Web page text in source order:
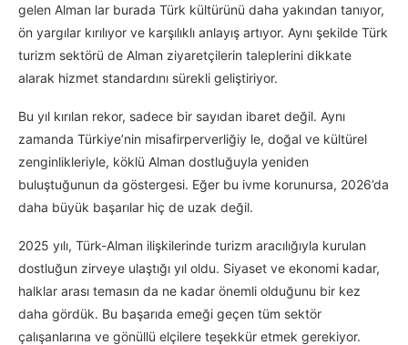
gelen Alman lar burada Türk kültürünü daha yakından tanıyor,
ön yargılar kırılıyor ve karşılıklı anlayış artıyor. Aynı şekilde Türk
turizm sektörü de Alman ziyaretçilerin taleplerini dikkate
alarak hizmet standardını sürekli geliştiriyor.
Bu yıl kırılan rekor, sadece bir sayıdan ibaret değil. Aynı
zamanda Türkiye’nin misafirperverliğiy le, doğal ve kültürel
zenginlikleriyle, köklü Alman dostluğuyla yeniden
buluştuğunun da göstergesi. Eğer bu ivme korunursa, 2026’da
daha büyük başarılar hiç de uzak değil.
2025 yılı, Türk-Alman ilişkilerinde turizm aracılığıyla kurulan
dostluğun zirveye ulaştığı yıl oldu. Siyaset ve ekonomi kadar,
halklar arası temasın da ne kadar önemli olduğunu bir kez
daha gördük. Bu başarıda emeği geçen tüm sektör
çalışanlarına ve gönüllü elçilere teşekkür etmek gerekiyor.